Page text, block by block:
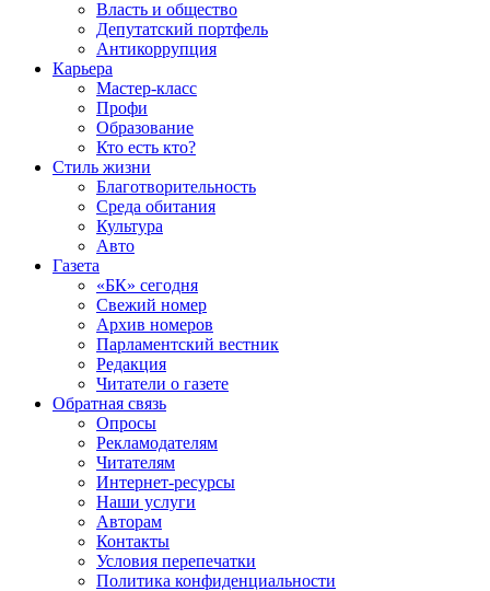
Власть и общество
Депутатский портфель
Антикоррупция
Карьера
Мастер-класс
Профи
Образование
Кто есть кто?
Стиль жизни
Благотворительность
Среда обитания
Культура
Авто
Газета
«БК» сегодня
Свежий номер
Архив номеров
Парламентский вестник
Редакция
Читатели о газете
Обратная связь
Опросы
Рекламодателям
Читателям
Интернет-ресурсы
Наши услуги
Авторам
Контакты
Условия перепечатки
Политика конфиденциальности